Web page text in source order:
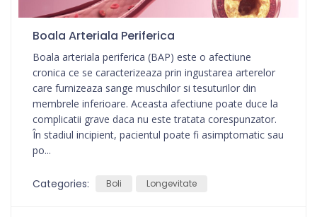
Boala Arteriala Periferica
Boala arteriala periferica (BAP) este o afectiune
cronica ce se caracterizeaza prin ingustarea arterelor
care furnizeaza sange muschilor si tesuturilor din
membrele inferioare. Aceasta afectiune poate duce la
complicatii grave daca nu este tratata corespunzator.
În stadiul incipient, pacientul poate fi asimptomatic sau
po...
Categories: Boli Longevitate